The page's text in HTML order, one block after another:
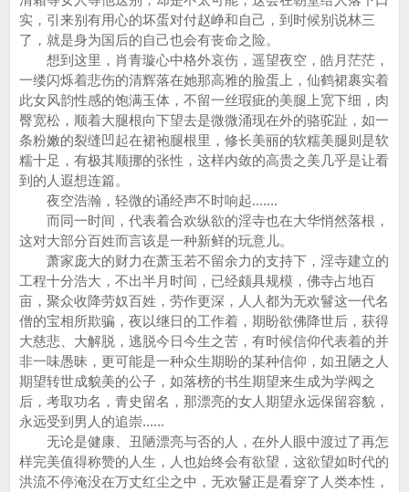
实，引来别有用心的坏蛋对付赵峥和自己，到时候别说林三
了，就是身为国后的自己也会有丧命之险。
想到这里，肖青璇心中格外哀伤，遥望夜空，皓月茫茫，
一缕闪烁着悲伤的清辉落在她那高雅的脸蛋上，仙鹤裙裹实着
此女风韵性感的饱满玉体，不留一丝瑕疵的美腿上宽下细，肉
臀宽松，顺着大腿根向下望去是微微涌现在外的骆驼趾，如一
条粉嫩的裂缝凹起在裙袍腿根里，修长美丽的软糯美腿则是软
糯十足，有极其顺挪的张性，这样内敛的高贵之美几乎是让看
到的人遐想连篇。
夜空浩瀚，轻微的诵经声不时响起.......
而同一时间，代表着合欢纵欲的淫寺也在大华悄然落根，
这对大部分百姓而言该是一种新鲜的玩意儿。
萧家庞大的财力在萧玉若不留余力的支持下，淫寺建立的
工程十分浩大，不出半月时间，已经颇具规模，佛寺占地百
亩，聚众收降劳奴百姓，劳作更深，人人都为无欢鬙这一代名
僧的宝相所欺骗，夜以继日的工作着，期盼欲佛降世后，获得
大慈悲、大解脱，逃脱今日今生之苦，有时候信仰代表着的并
非一味愚昧，更可能是一种众生期盼的某种信仰，如丑陋之人
期望转世成貌美的公子，如落榜的书生期望来生成为学阀之
后，考取功名，青史留名，那漂亮的女人期望永远保留容貌，
永远受到男人的追崇......
无论是健康、丑陋漂亮与否的人，在外人眼中渡过了再怎
样完美值得称赞的人生，人也始终会有欲望，这欲望如时代的
洪流不停淹没在万丈红尘之中，无欢鬙正是看穿了人类本性，